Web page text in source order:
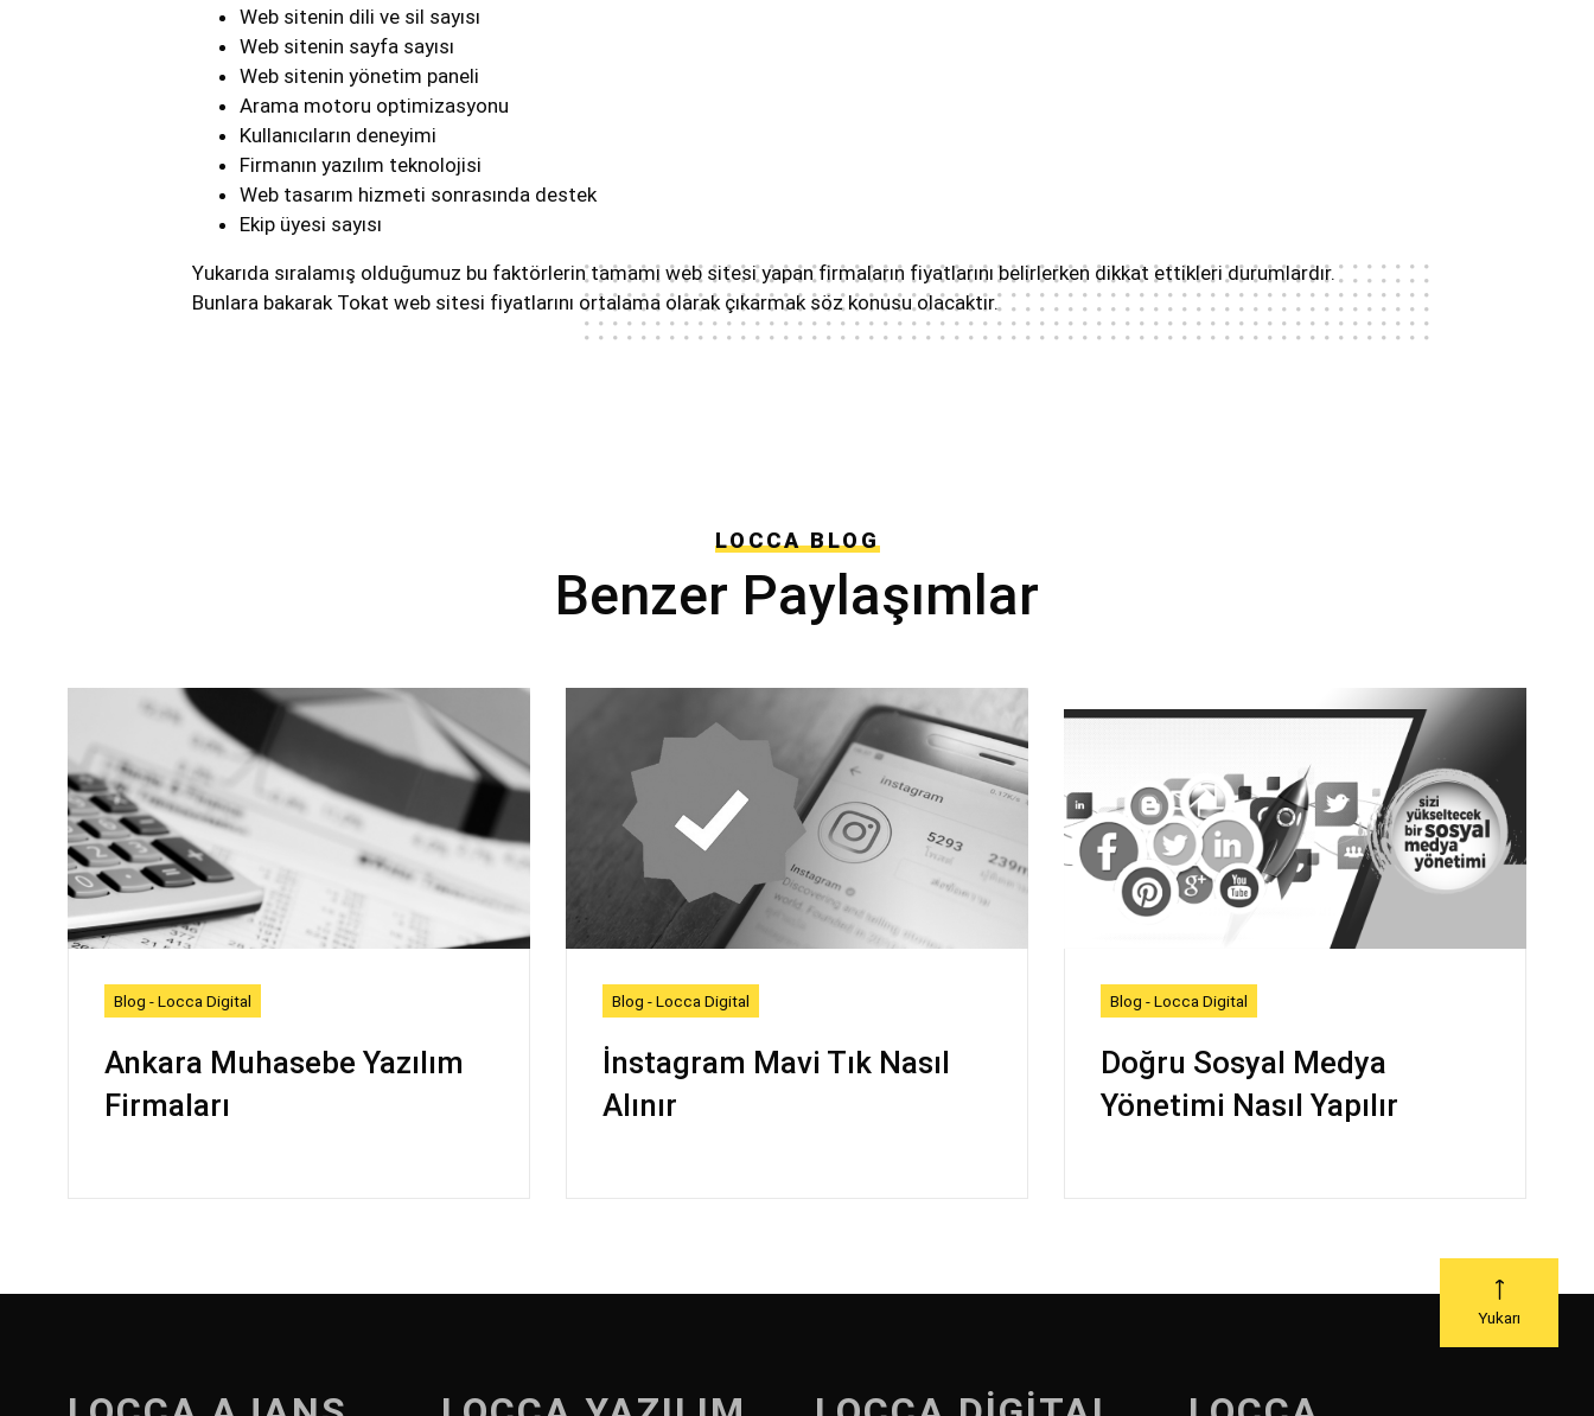
Web sitenin dili ve sil sayısı
Web sitenin sayfa sayısı
Web sitenin yönetim paneli
Arama motoru optimizasyonu
Kullanıcıların deneyimi
Firmanın yazılım teknolojisi
Web tasarım hizmeti sonrasında destek
Ekip üyesi sayısı
Yukarıda sıralamış olduğumuz bu faktörlerin tamamı web sitesi yapan firmaların fiyatlarını belirlerken dikkat ettikleri durumlardır.
Bunlara bakarak Tokat web sitesi fiyatlarını ortalama olarak çıkarmak söz konusu olacaktır.
LOCCA BLOG
Benzer Paylaşımlar
Blog - Locca Digital
Ankara Muhasebe Yazılım
Firmaları
Blog - Locca Digital
İnstagram Mavi Tık Nasıl
Alınır
Blog - Locca Digital
Doğru Sosyal Medya
Yönetimi Nasıl Yapılır
Yukarı